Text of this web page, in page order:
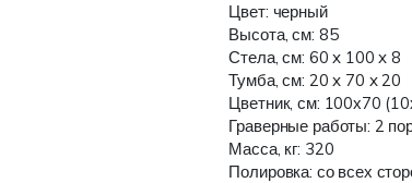
Цвет: черный
Высота, см: 85
Стела, см: 60 x 100 x 8
Тумба, см: 20 x 70 x 20
Цветник, см: 100х70
Граверные работы: 2
Масса, кг: 320
Полировка: со всех